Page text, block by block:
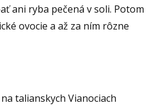
ani ryba pečená v soli. Potom
ovocie a až za ním rôzne
talianskych Vianociach